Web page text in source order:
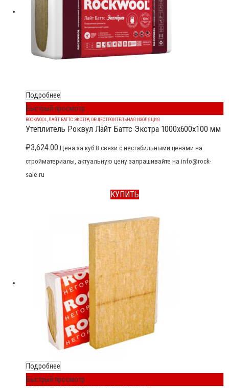
Подробнее
Быстрый просмотр
ROCKWOOL ЛАЙТ БАТТС ЭКСТРА ОБЩЕСТРОИТЕЛЬНАЯ ИЗОЛЯЦИЯ
Утеплитель Роквул Лайт Баттс Экстра 1000x600x100 мм
₽3,624.00 Цена за куб В связи с нестабильными ценами на
стройматериалы, актуальную цену запрашивайте на info@rock-
sale.ru
КУПИТЬ
Подробнее
Быстрый просмотр